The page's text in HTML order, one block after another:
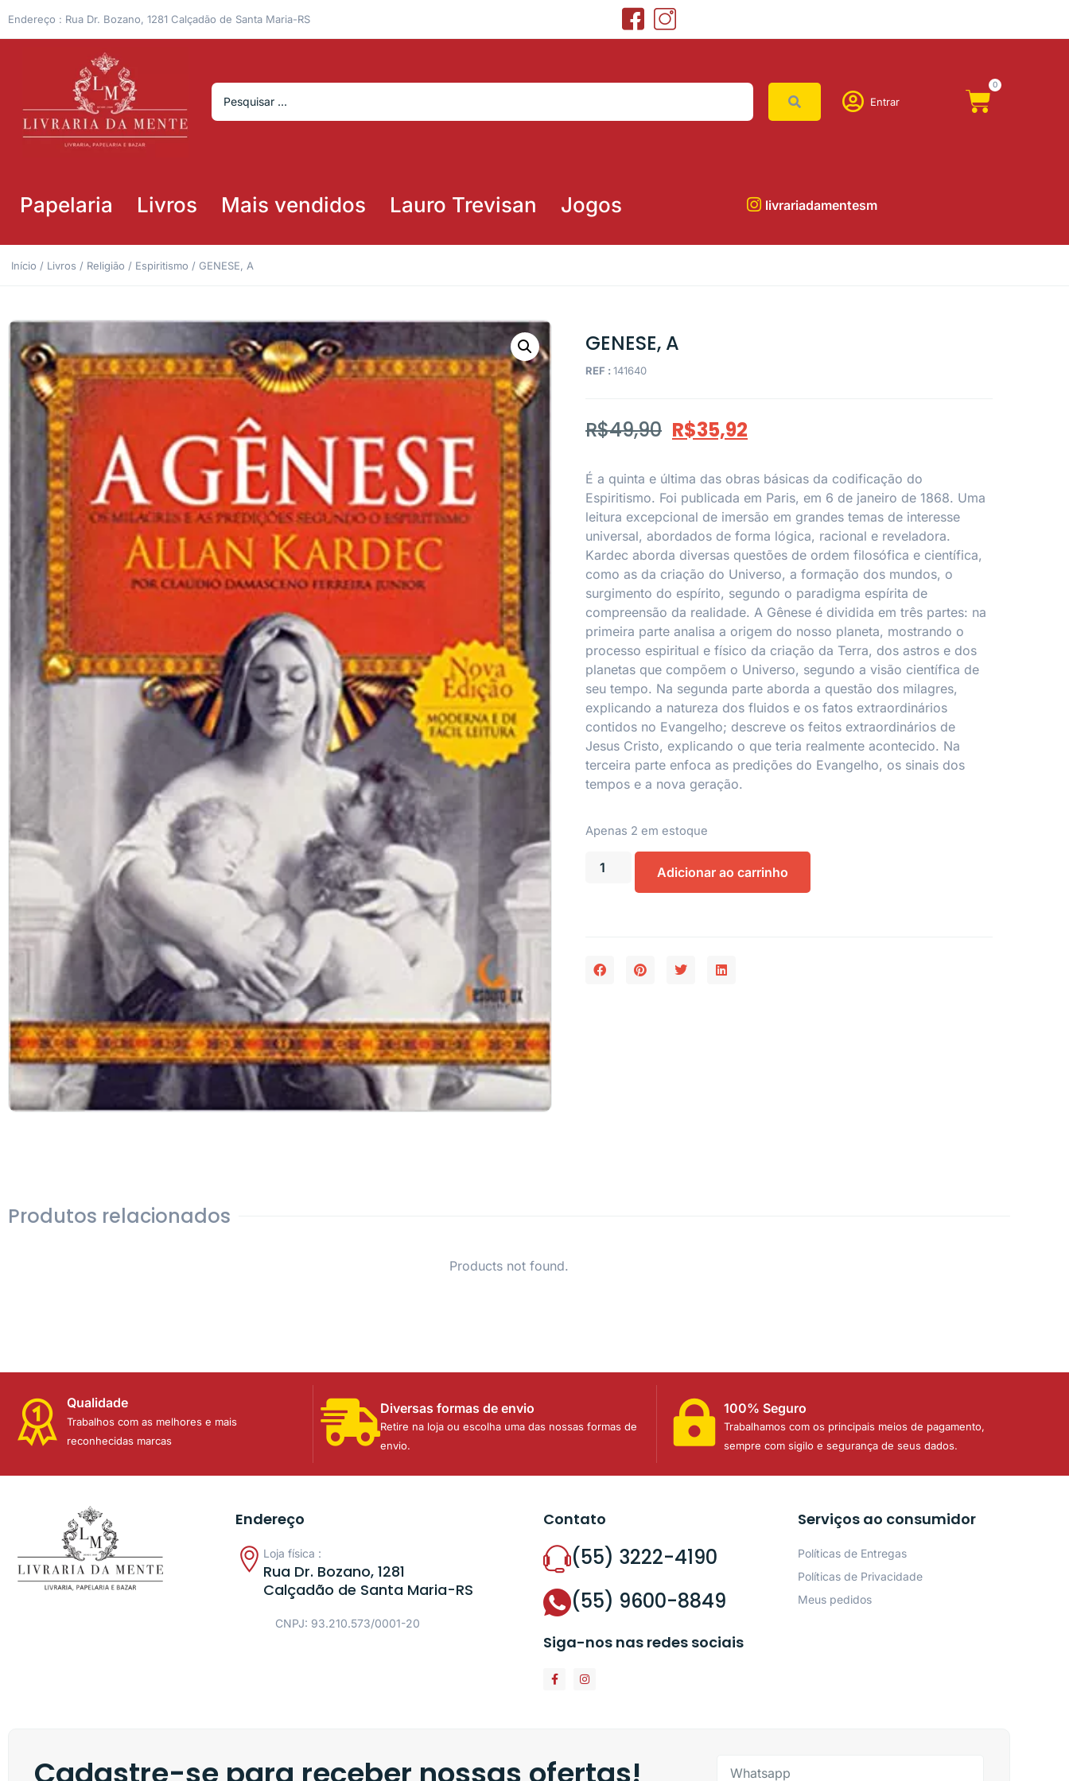
Endereço : Rua Dr. Bozano, 1281 Calçadão de Santa Maria-RS
Entrar
0
Papelaria Livros Mais vendidos Lauro Trevisan Jogos livrariadamentesm
Início / Livros / Religião / Espiritismo / GENESE, A
GENESE, A
REF : 141640
R$49,90 R$35,92
É a quinta e última das obras básicas da codificação do
Espiritismo. Foi publicada em Paris, em 6 de janeiro de 1868. Uma
leitura excepcional de imersão em grandes temas de interesse
universal, abordados de forma lógica, racional e reveladora.
Kardec aborda diversas questões de ordem filosófica e científica,
como as da criação do Universo, a formação dos mundos, o
surgimento do espírito, segundo o paradigma espírita de
compreensão da realidade. A Gênese é dividida em três partes: na
primeira parte analisa a origem do nosso planeta, mostrando o
processo espiritual e físico da criação da Terra, dos astros e dos
planetas que compõem o Universo, segundo a visão científica de
seu tempo. Na segunda parte aborda a questão dos milagres,
explicando a natureza dos fluidos e os fatos extraordinários
contidos no Evangelho; descreve os feitos extraordinários de
Jesus Cristo, explicando o que teria realmente acontecido. Na
terceira parte enfoca as predições do Evangelho, os sinais dos
tempos e a nova geração.
Apenas 2 em estoque
Adicionar ao carrinho
Produtos relacionados
Products not found.
Qualidade
Trabalhos com as melhores e mais
reconhecidas marcas
Diversas formas de envio
Retire na loja ou escolha uma das nossas formas de
envio.
100% Seguro
Trabalhamos com os principais meios de pagamento,
sempre com sigilo e segurança de seus dados.
Endereço
Loja física :
Rua Dr. Bozano, 1281
Calçadão de Santa Maria-RS
CNPJ: 93.210.573/0001-20
Contato
(55) 3222-4190
(55) 9600-8849
Siga-nos nas redes sociais
Serviços ao consumidor
Políticas de Entregas
Políticas de Privacidade
Meus pedidos